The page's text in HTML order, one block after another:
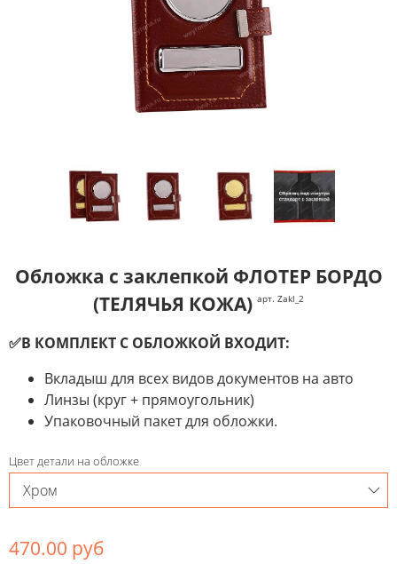
Обложка с заклепкой ФЛОТЕР БОРДО
(ТЕЛЯЧЬЯ КОЖА) арт. Zakl_2
✅В КОМПЛЕКТ С ОБЛОЖКОЙ ВХОДИТ:
Вкладыш для всех видов документов на авто
Линзы (круг + прямоугольник)
Упаковочный пакет для обложки.
Цвет детали на обложке
470.00 руб